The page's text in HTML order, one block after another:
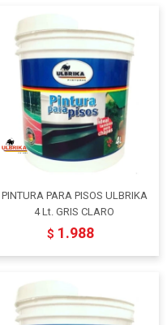
PINTURA PARA PISOS ULBRIKA
4 Lt. GRIS CLARO
$ 1.988